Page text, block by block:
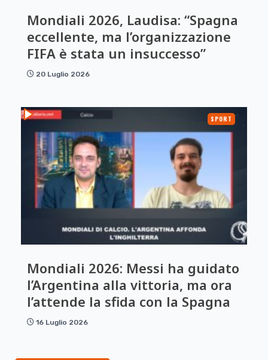
Mondiali 2026, Laudisa: “Spagna
eccellente, ma l’organizzazione
FIFA è stata un insuccesso”
20 Luglio 2026
SPORT
Mondiali 2026: Messi ha guidato
l’Argentina alla vittoria, ma ora
l’attende la sfida con la Spagna
16 Luglio 2026